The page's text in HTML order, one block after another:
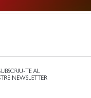
TE AL
NEWSLETTER